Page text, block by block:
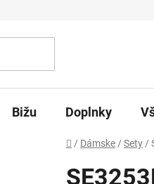
Bižu Doplnky
Domov
/ Dámske / Sety /